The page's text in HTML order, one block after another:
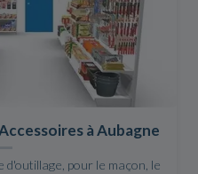
à Aubagne
pour le maçon, le